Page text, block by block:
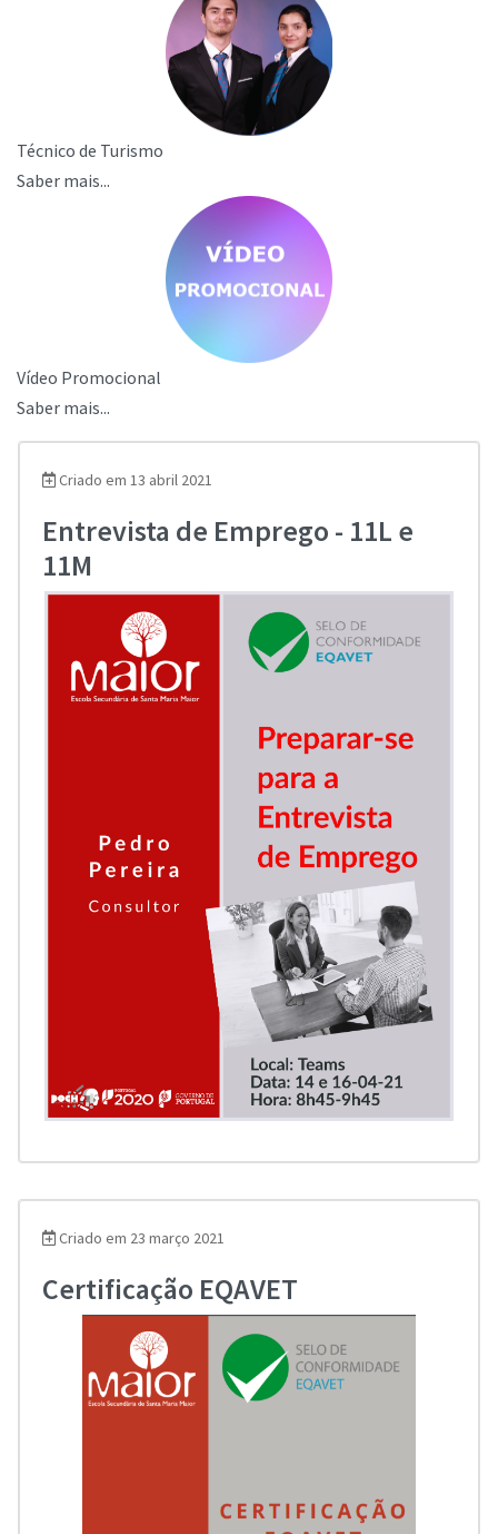
Técnico de Turismo
Saber mais...
Vídeo Promocional
Saber mais...
Criado em 13 abril 2021
Entrevista de Emprego - 11L e
11M
Criado em 23 março 2021
Certificação EQAVET